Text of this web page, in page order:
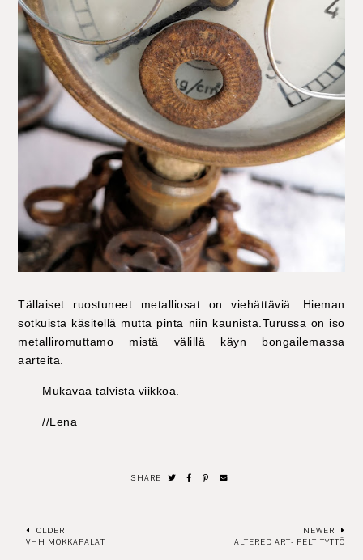
Tällaiset ruostuneet metalliosat on viehättäviä. Hieman
sotkuista käsitellä mutta pinta niin kaunista.Turussa on iso
metalliromuttamo mistä välillä käyn bongailemassa
aarteita.
Mukavaa talvista viikkoa.
//Lena
SHARE
OLDER
VHH MOKKAPALAT
NEWER
ALTERED ART- PELTITYTTÖ